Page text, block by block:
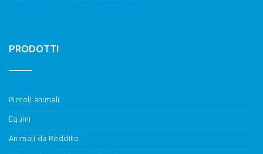
PRODOTTI
Piccoli animali
Equini
Animali da Reddito